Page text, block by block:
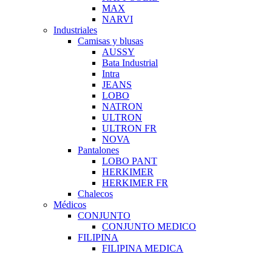
MAX
NARVI
Industriales
Camisas y blusas
AUSSY
Bata Industrial
Intra
JEANS
LOBO
NATRON
ULTRON
ULTRON FR
NOVA
Pantalones
LOBO PANT
HERKIMER
HERKIMER FR
Chalecos
Médicos
CONJUNTO
CONJUNTO MEDICO
FILIPINA
FILIPINA MEDICA